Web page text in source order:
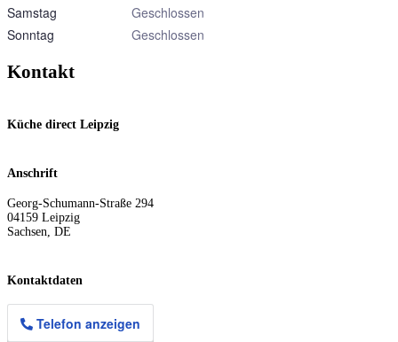
Samstag
Geschlossen
Sonntag
Geschlossen
Kontakt
Küche direct Leipzig
Anschrift
Georg-Schumann-Straße 294
04159 Leipzig
Sachsen, DE
Kontaktdaten
Telefon anzeigen